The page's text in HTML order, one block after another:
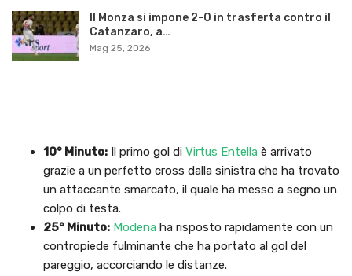
Il Monza si impone 2-0 in trasferta contro il
Catanzaro, a…
Mag 25, 2026
10° Minuto: Il primo gol di Virtus Entella è arrivato
grazie a un perfetto cross dalla sinistra che ha trovato
un attaccante smarcato, il quale ha messo a segno un
colpo di testa.
25° Minuto: Modena ha risposto rapidamente con un
contropiede fulminante che ha portato al gol del
pareggio, accorciando le distanze.